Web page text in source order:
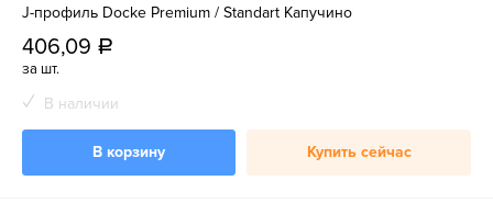
J-профиль Docke Premium / Standart Капучино
406,09 a
за шт.
В наличии
В корзину Купить сейчас